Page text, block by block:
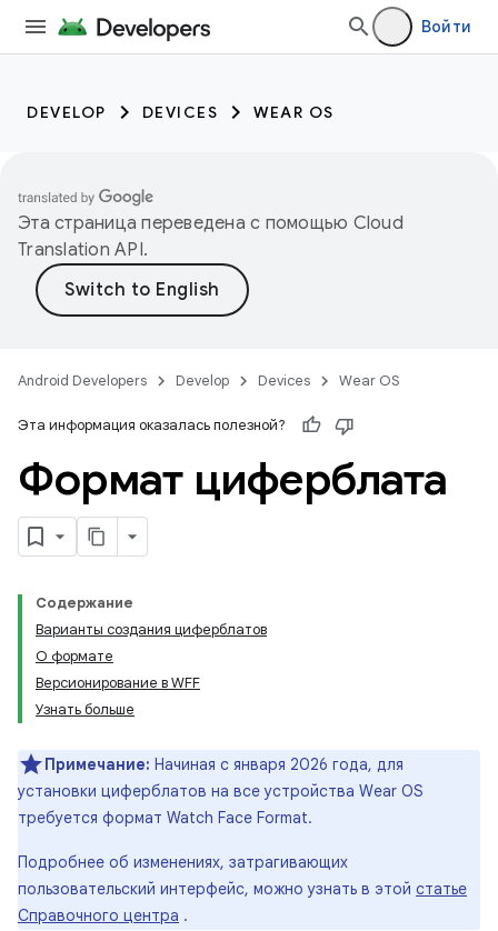
Войти
DEVELOP DEVICES WEAR OS
Эта страница переведена с помощью Cloud
Translation API.
Android Developers Develop Devices Wear OS
Эта информация оказалась полезной?
Формат циферблата
Содержание
Варианты создания циферблатов
О формате
Версионирование в WFF
Узнать больше
Примечание: Начиная с января 2026 года, для
установки циферблатов на все устройства Wear OS
требуется формат Watch Face Format.
Подробнее об изменениях, затрагивающих
пользовательский интерфейс, можно узнать в этой статье
Справочного центра .